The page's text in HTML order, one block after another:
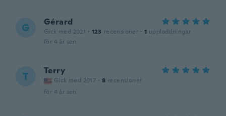
G Gérard
Gick med 2021 · 123 recensioner · 1 uppladdningar
för 4 år sen
T Terry
Gick med 2017 · 8 recensioner
för 4 år sen